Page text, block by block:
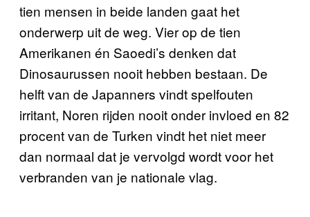
tien mensen in beide landen gaat het
onderwerp uit de weg. Vier op de tien
Amerikanen én Saoedi’s denken dat
Dinosaurussen nooit hebben bestaan. De
helft van de Japanners vindt spelfouten
irritant, Noren rijden nooit onder invloed en 82
procent van de Turken vindt het niet meer
dan normaal dat je vervolgd wordt voor het
verbranden van je nationale vlag.